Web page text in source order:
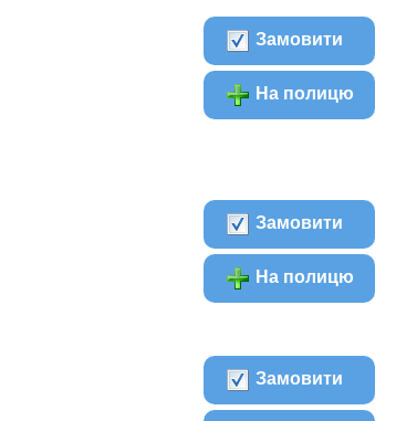
Замовити
На полицю
Замовити
На полицю
Замовити